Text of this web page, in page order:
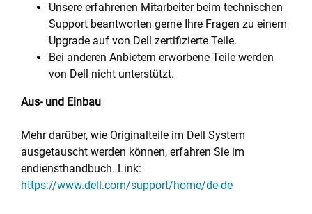
Unsere erfahrenen Mitarbeiter beim technischen
Support beantworten gerne Ihre Fragen zu einem
Upgrade auf von Dell zertifizierte Teile.
Bei anderen Anbietern erworbene Teile werden
von Dell nicht unterstützt.
Aus- und Einbau
Mehr darüber, wie Originalteile im Dell System
ausgetauscht werden können, erfahren Sie im
endiensthandbuch. Link:
https://www.dell.com/support/home/de-de